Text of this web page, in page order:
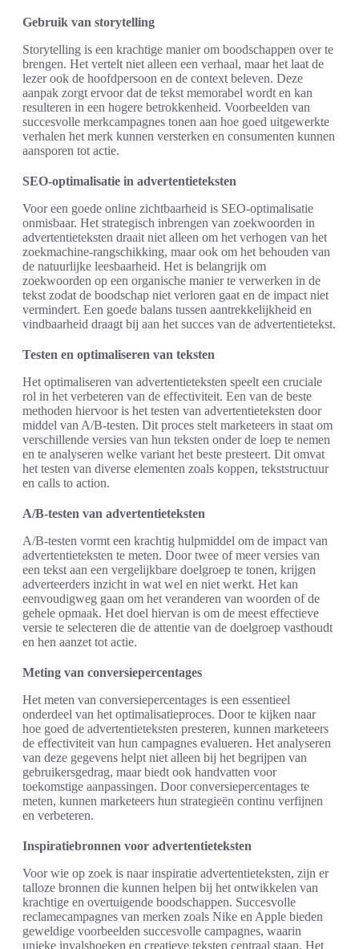
Gebruik van storytelling
Storytelling is een krachtige manier om boodschappen over te
brengen. Het vertelt niet alleen een verhaal, maar het laat de
lezer ook de hoofdpersoon en de context beleven. Deze
aanpak zorgt ervoor dat de tekst memorabel wordt en kan
resulteren in een hogere betrokkenheid. Voorbeelden van
succesvolle merkcampagnes tonen aan hoe goed uitgewerkte
verhalen het merk kunnen versterken en consumenten kunnen
aansporen tot actie.
SEO-optimalisatie in advertentieteksten
Voor een goede online zichtbaarheid is SEO-optimalisatie
onmisbaar. Het strategisch inbrengen van zoekwoorden in
advertentieteksten draait niet alleen om het verhogen van het
zoekmachine-rangschikking, maar ook om het behouden van
de natuurlijke leesbaarheid. Het is belangrijk om
zoekwoorden op een organische manier te verwerken in de
tekst zodat de boodschap niet verloren gaat en de impact niet
vermindert. Een goede balans tussen aantrekkelijkheid en
vindbaarheid draagt bij aan het succes van de advertentietekst.
Testen en optimaliseren van teksten
Het optimaliseren van advertentieteksten speelt een cruciale
rol in het verbeteren van de effectiviteit. Een van de beste
methoden hiervoor is het testen van advertentieteksten door
middel van A/B-testen. Dit proces stelt marketeers in staat om
verschillende versies van hun teksten onder de loep te nemen
en te analyseren welke variant het beste presteert. Dit omvat
het testen van diverse elementen zoals koppen, tekststructuur
en calls to action.
A/B-testen van advertentieteksten
A/B-testen vormt een krachtig hulpmiddel om de impact van
advertentieteksten te meten. Door twee of meer versies van
een tekst aan een vergelijkbare doelgroep te tonen, krijgen
adverteerders inzicht in wat wel en niet werkt. Het kan
eenvoudigweg gaan om het veranderen van woorden of de
gehele opmaak. Het doel hiervan is om de meest effectieve
versie te selecteren die de attentie van de doelgroep vasthoudt
en hen aanzet tot actie.
Meting van conversiepercentages
Het meten van conversiepercentages is een essentieel
onderdeel van het optimalisatieproces. Door te kijken naar
hoe goed de advertentieteksten presteren, kunnen marketeers
de effectiviteit van hun campagnes evalueren. Het analyseren
van deze gegevens helpt niet alleen bij het begrijpen van
gebruikersgedrag, maar biedt ook handvatten voor
toekomstige aanpassingen. Door conversiepercentages te
meten, kunnen marketeers hun strategieën continu verfijnen
en verbeteren.
Inspiratiebronnen voor advertentieteksten
Voor wie op zoek is naar inspiratie advertentieteksten, zijn er
talloze bronnen die kunnen helpen bij het ontwikkelen van
krachtige en overtuigende boodschappen. Succesvolle
reclamecampagnes van merken zoals Nike en Apple bieden
geweldige voorbeelden succesvolle campagnes, waarin
unieke invalshoeken en creatieve teksten centraal staan. Het